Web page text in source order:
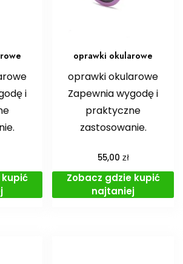
i
kupić
oprawki okularowe
oprawki okularowe
Zapewnia wygodę i
praktyczne
zastosowanie.
55,00 zł
Zobacz gdzie kupić
najtaniej